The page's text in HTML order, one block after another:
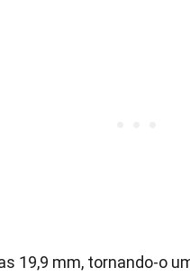
19,9 mm, tornando-o